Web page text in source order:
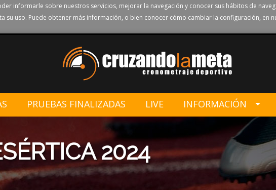
informarle sobre nuestros servicios, mejorar la navegación y conocer sus hábitos de
su uso. Puede obtener más información, o bien conocer cómo cambiar la configuración, en
PRUEBAS FINALIZADAS LIVE INFORMACIÓN
2024